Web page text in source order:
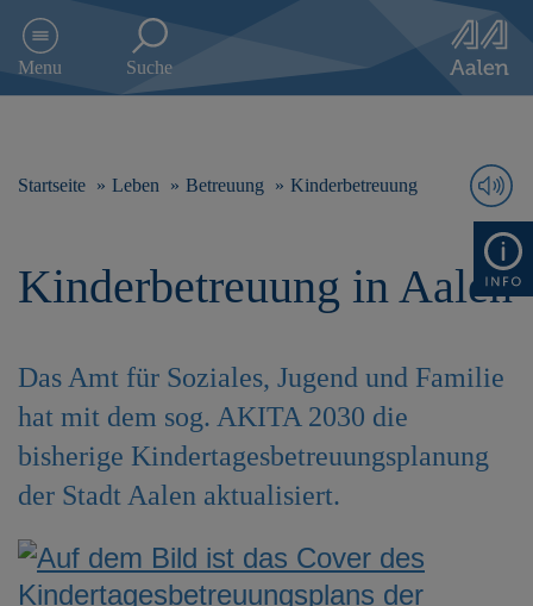
e
p
Menu Suche
Startseite Leben Betreuung Kinderbetreuung
Kinderbetreuung in Aalen
Das Amt für Soziales, Jugend und Familie
hat mit dem sog. AKITA 2030 die
bisherige Kindertagesbetreuungsplanung
der Stadt Aalen aktualisiert.